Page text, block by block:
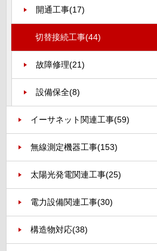
開通工事(17)
切替接続工事(44)
故障修理(21)
設備保全(8)
イーサネット関連工事(59)
無線測定機器工事(153)
太陽光発電関連工事(25)
電力設備関連工事(30)
構造物対応(38)